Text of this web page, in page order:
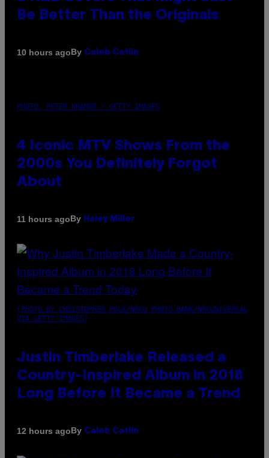
Be Better Than the Originals
10 hours agoBy Caleb Catlin
PHOTO: PETER KRAMER / GETTY IMAGES
4 Iconic MTV Shows From the
2000s You Definitely Forgot
About
11 hours agoBy Haley Miller
(PHOTO BY CHRISTOPHER POLK/NBCU PHOTO BANK/NBCUNIVERSAL
VIA GETTY IMAGES)
Justin Timberlake Released a
Country-Inspired Album in 2018
Long Before It Became a Trend
12 hours agoBy Caleb Catlin